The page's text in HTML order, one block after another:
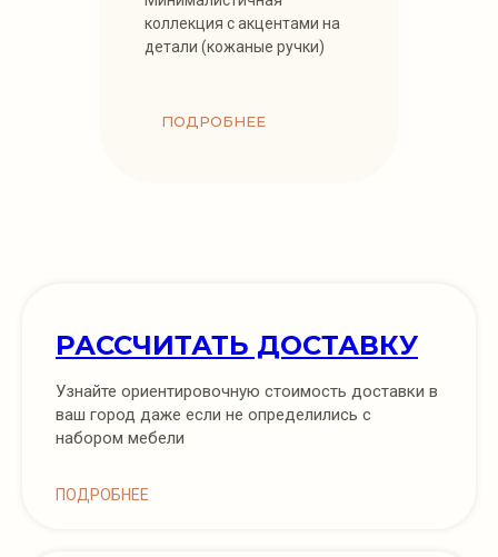
коллекция с акцентами на
детали (кожаные ручки)
ПОДРОБНЕЕ
РАССЧИТАТЬ ДОСТАВКУ
Узнайте ориентировочную стоимость доставки в
ваш город даже если не определились с
набором мебели
ПОДРОБНЕЕ